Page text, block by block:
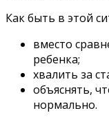
Как быть в этой
вместо
ребенка;
хвалить за
объяснять,
нормально.